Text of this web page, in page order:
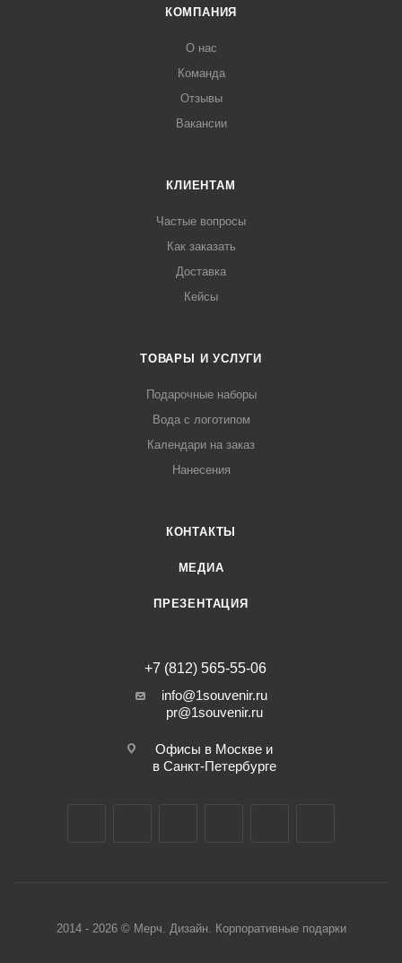
КОМПАНИЯ
О нас
Команда
Отзывы
Вакансии
КЛИЕНТАМ
Частые вопросы
Как заказать
Доставка
Кейсы
ТОВАРЫ И УСЛУГИ
Подарочные наборы
Вода с логотипом
Календари на заказ
Нанесения
КОНТАКТЫ
МЕДИА
ПРЕЗЕНТАЦИЯ
+7 (812) 565-55-06
info@1souvenir.ru
pr@1souvenir.ru
Офисы в Москве и
в Санкт-Петербурге
2014 - 2026 © Мерч. Дизайн. Корпоративные подарки